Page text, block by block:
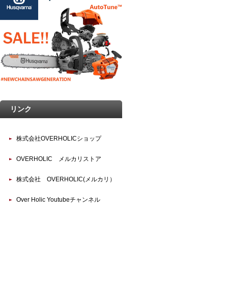
リンク
株式会社OVERHOLICショップ
OVERHOLIC メルカリストア
株式会社 OVERHOLIC(メルカリ）
Over Holic Youtubeチャンネル